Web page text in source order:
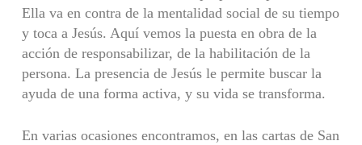
Ella va en contra de la mentalidad social de su tiempo
y toca a Jesús. Aquí vemos la puesta en obra de la
acción de responsabilizar, de la habilitación de la
persona. La presencia de Jesús le permite buscar la
ayuda de una forma activa, y su vida se transforma.
En varias ocasiones encontramos, en las cartas de San